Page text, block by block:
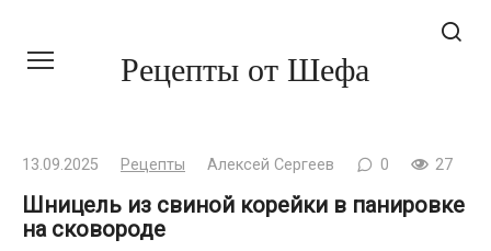
Рецепты от Шефа
13.09.2025 Рецепты Алексей Сергеев 0 27
Шницель из свиной корейки в панировке
на сковороде